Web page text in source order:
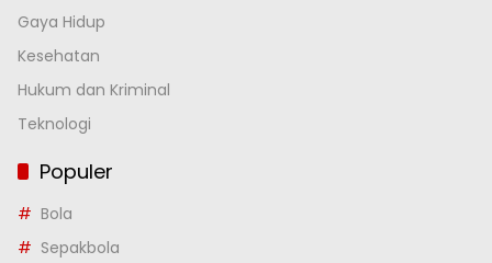
Gaya Hidup
Kesehatan
Hukum dan Kriminal
Teknologi
Populer
Bola
Sepakbola